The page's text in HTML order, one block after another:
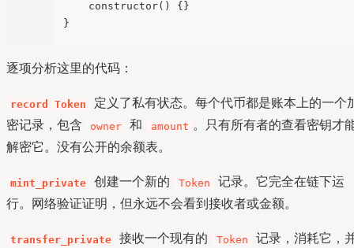
逐项分析这里的代码：
record Token
定义了私有状态。每个代币都是账本上的一个
密记录，包含
owner 和 amount 。只有所有者的查看密钥才
解密它。没有公开的余额表。
mint_private 创建一个新的 Token
记录。它完全在链下运
行。网络验证证明，但永远不会看到接收者或金额。
transfer_private 接收一个现有的 Token
记录，消耗它，